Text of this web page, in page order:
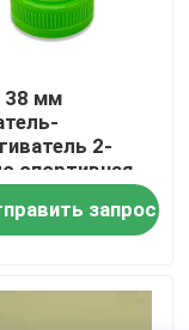
38 мм
2-
спортивная
пластиковая
запрос